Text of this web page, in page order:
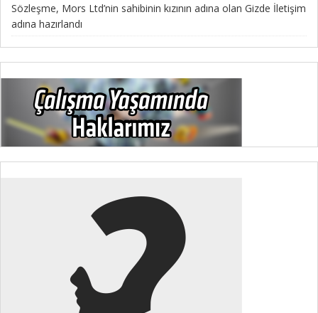
Sözleşme, Mors Ltd’nin sahibinin kızının adına olan Gizde İletişim
adına hazırlandı